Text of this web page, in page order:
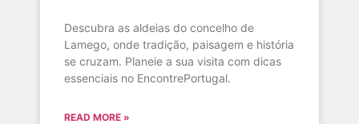
Descubra as aldeias do concelho de
Lamego, onde tradição, paisagem e história
se cruzam. Planeie a sua visita com dicas
essenciais no EncontrePortugal.
READ MORE »